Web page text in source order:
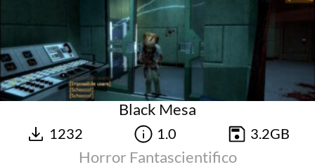
Black Mesa
1232 1.0 3.2GB
Horror Fantascientifico